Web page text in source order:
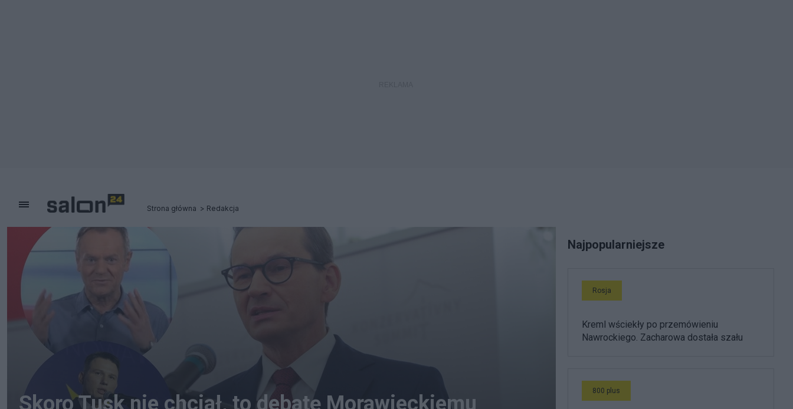
Strona główna Redakcja
Skoro Tusk nie chciał, to debatę Morawieckiemu
Najpopularniejsze
Rosja
Kreml wściekły po przemówieniu
Nawrockiego. Zacharowa dostała szału
800 plus